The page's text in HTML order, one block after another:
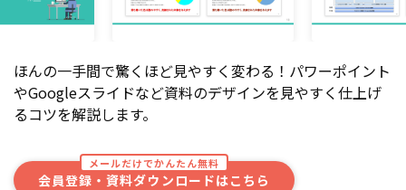
ほんの一手間で驚くほど見やすく変わる！パワーポイント
やGoogleスライドなど資料のデザインを見やすく仕上げ
るコツを解説します。
メールだけでかんたん無料
会員登録・資料ダウンロードはこちら